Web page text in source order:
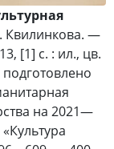
Квилинкова. —
[1] с. : ил., цв.
на 2021—